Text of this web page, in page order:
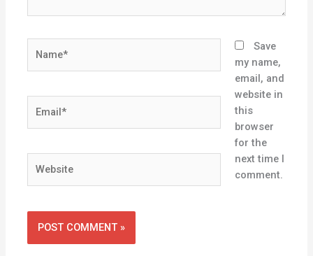
Save
my name,
email, and
website in
this
browser
for the
next time I
comment.